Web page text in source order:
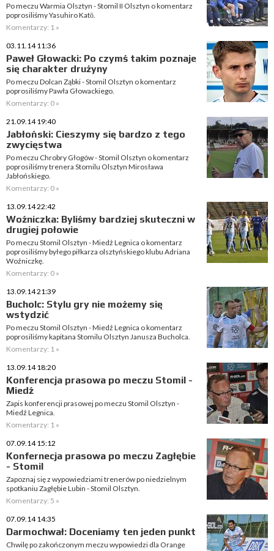
Po meczu Warmia Olsztyn - Stomil II Olsztyn o komentarz
poprosiliśmy Yasuhiro Katō.
Komentarzy: 1 »
03.11.14 11:36
Paweł Głowacki: Po czymś takim poznaje
się charakter drużyny
Po meczu Dolcan Ząbki - Stomil Olsztyn o komentarz
poprosiliśmy Pawła Głowackiego.
Komentarzy: 0 »
21.09.14 19:40
Jabłoński: Cieszymy się bardzo z tego
zwycięstwa
Po meczu Chrobry Głogów - Stomil Olsztyn o komentarz
poprosiliśmy trenera Stomilu Olsztyn Mirosława
Jabłońskiego.
Komentarzy: 0 »
13.09.14 22:42
Woźniczka: Byliśmy bardziej skuteczni w
drugiej połowie
Po meczu Stomil Olsztyn - Miedź Legnica o komentarz
poprosiliśmy byłego piłkarza olsztyńskiego klubu Adriana
Woźniczkę.
Komentarzy: 0 »
13.09.14 21:39
Bucholc: Stylu gry nie możemy się
wstydzić
Po meczu Stomil Olsztyn - Miedź Legnica o komentarz
poprosiliśmy kapitana Stomilu Olsztyn Janusza Bucholca.
Komentarzy: 1 »
13.09.14 18:20
Konferencja prasowa po meczu Stomil -
Miedź
Zapis konferencji prasowej po meczu Stomil Olsztyn -
Miedź Legnica.
Komentarzy: 1 »
07.09.14 15:12
Konfernecja prasowa po meczu Zagłębie
- Stomil
Zapoznaj się z wypowiedziami trenerów po niedzielnym
spotkaniu Zagłębie Lubin - Stomil Olsztyn.
Komentarzy: 5 »
07.09.14 14:35
Darmochwał: Doceniamy ten jeden punkt
Chwilę po zakończonym meczu wypowiedzi dla Orange